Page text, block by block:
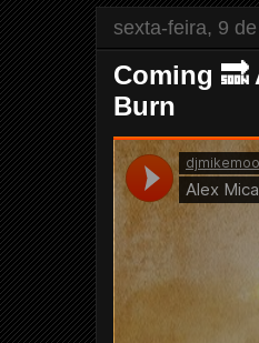
sexta-feira, 9
Coming 🔜
Burn